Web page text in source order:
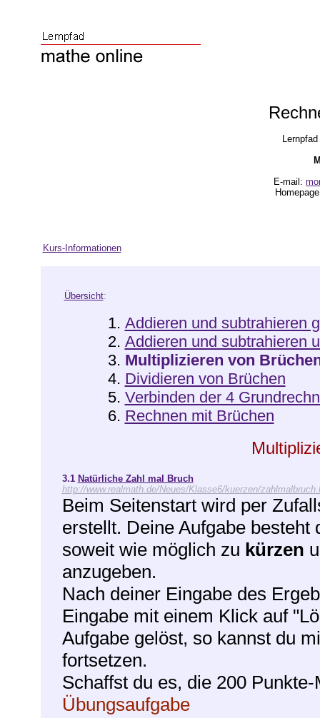
E-mail:
Kurs-Informationen
Übersicht:
1. Addieren und subtrahieren
2. Addieren und subtrahieren
3. Multiplizieren von
4. Dividieren von Brüchen
5. Verbinden der 4
6. Rechnen mit Brüchen
3.1 Natürliche Zahl mal Bruch
http://www.realmath.de/Neues/Klasse6/kuerzen/
Beim Seitenstart wird per
erstellt. Deine Aufgabe
soweit wie möglich zu kürzen
anzugeben.
Nach deiner Eingabe des
Eingabe mit einem Klick auf
Aufgabe gelöst, so kannst du
fortsetzen.
Schaffst du es, die 200
Übungsaufgabe